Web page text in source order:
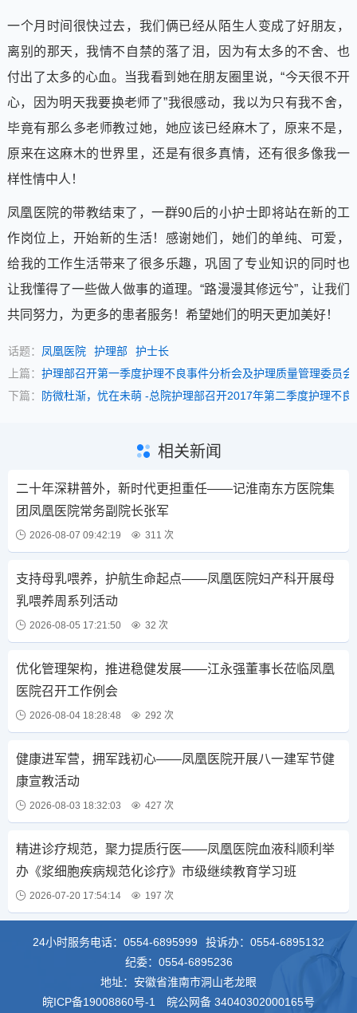
一个月时间很快过去，我们俩已经从陌生人变成了好朋友，
离别的那天，我情不自禁的落了泪，因为有太多的不舍、也
付出了太多的心血。当我看到她在朋友圈里说，“今天很不开
心，因为明天我要换老师了”我很感动，我以为只有我不舍，
毕竟有那么多老师教过她，她应该已经麻木了，原来不是，
原来在这麻木的世界里，还是有很多真情，还有很多像我一
样性情中人！
凤凰医院的带教结束了，一群90后的小护士即将站在新的工
作岗位上，开始新的生活！感谢她们，她们的单纯、可爱，
给我的工作生活带来了很多乐趣，巩固了专业知识的同时也
让我懂得了一些做人做事的道理。“路漫漫其修远兮”，让我们
共同努力，为更多的患者服务！希望她们的明天更加美好！
话题： 凤凰医院 护理部
护士长
上篇： 护理部召开第一季度护理不良事件分析会及护理质量管理委员会
下篇：
防微杜渐，忧在未萌 -总院护理部召开2017年第二季度护理不良
相关新闻
二十年深耕普外，新时代更担重任——记淮南东方医院集
团凤凰医院常务副院长张军
2026-08-07 09:42:19 311 次
支持母乳喂养，护航生命起点——凤凰医院妇产科开展母
乳喂养周系列活动
2026-08-05 17:21:50 32 次
优化管理架构，推进稳健发展——江永强董事长莅临凤凰
医院召开工作例会
2026-08-04 18:28:48 292 次
健康进军营，拥军践初心——凤凰医院开展八一建军节健
康宣教活动
2026-08-03 18:32:03 427 次
精进诊疗规范，聚力提质行医——凤凰医院血液科顺利举
办《浆细胞疾病规范化诊疗》市级继续教育学习班
2026-07-20 17:54:14 197 次
24小时服务电话： 0554-6895999 投诉办： 0554-6895132
纪委： 0554-6895236
地址：安徽省淮南市洞山老龙眼
皖ICP备19008860号-1
皖公网备 34040302000165号